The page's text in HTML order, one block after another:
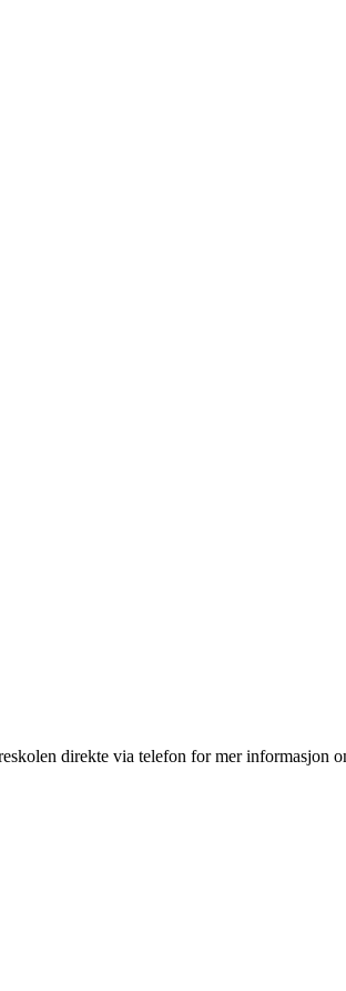
direkte via telefon for mer informasjon